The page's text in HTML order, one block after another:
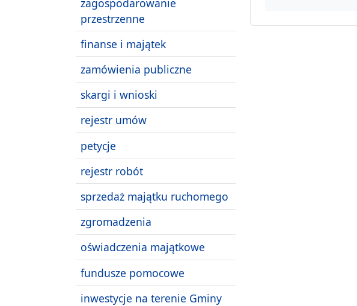
przestrzenne
finanse i majątek
zamówienia publiczne
skargi i wnioski
rejestr umów
petycje
rejestr robót
sprzedaż majątku ruchomego
zgromadzenia
oświadczenia majątkowe
fundusze pomocowe
inwestycje na terenie Gminy